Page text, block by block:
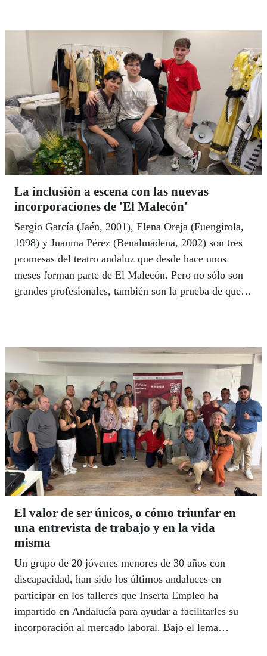
en sus carnes el desprecio y la discriminación por su
orientación sexual y temen ahora por el retroceso en
los derechos del colectivo. Los dos llevan su amor
como bandera. Es una cuestión de principios y, sobre
todo, de Orgullo. | LUIS GRESA
La inclusión a escena con las nuevas
incorporaciones de 'El Malecón'
Sergio García (Jaén, 2001), Elena Oreja (Fuengirola,
1998) y Juanma Pérez (Benalmádena, 2002) son tres
promesas del teatro andaluz que desde hace unos
meses forman parte de El Malecón. Pero no sólo son
grandes profesionales, también son la prueba de que el
El valor de ser únicos, o cómo triunfar en
una entrevista de trabajo y en la vida
misma
Un grupo de 20 jóvenes menores de 30 años con
discapacidad, han sido los últimos andaluces en
participar en los talleres que Inserta Empleo ha
impartido en Andalucía para ayudar a facilitarles su
incorporación al mercado laboral. Bajo el lema